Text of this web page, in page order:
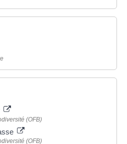
(OFB)
(OFB)